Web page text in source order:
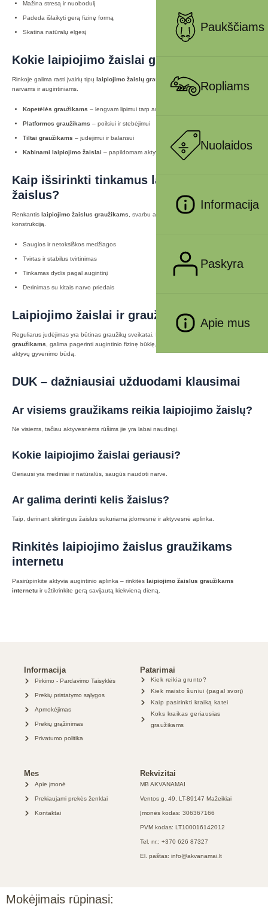
Paukščiams
Ropliams
Nuolaidos
Informacija
Paskyra
Apie mus
Mažina stresą ir nuobodulį
Padeda išlaikyti gerą fizinę formą
Skatina natūralų elgesį
Kokie laipiojimo žaislai graužikams būna?
Rinkoje galima rasti įvairių tipų laipiojimo žaislų graužikams, kurie tinka skirtingiems
narvams ir augintiniams.
Kopetėlės graužikams – lengvam lipimui tarp aukštų
Platformos graužikams – poilsiui ir stebėjimui
Tiltai graužikams – judėjimui ir balansui
Kabinami laipiojimo žaislai – papildomam aktyvumui
Kaip išsirinkti tinkamus laipiojimo
žaislus?
Renkantis laipiojimo žaislus graužikams , svarbu atsižvelgti į augintinio dydį ir narvo
konstrukciją.
Saugios ir netoksiškos medžiagos
Tvirtas ir stabilus tvirtinimas
Tinkamas dydis pagal augintinį
Derinimas su kitais narvo priedais
Laipiojimo žaislai ir graužikų sveikata
Reguliarus judėjimas yra būtinas graužikų sveikatai. Naudojantlaipiojimo žaislus
graužikams , galima pagerinti augintinio fizinę būklę, sumažinti nutukimo riziką ir užtikrinti
aktyvų gyvenimo būdą.
DUK – dažniausiai užduodami klausimai
Ar visiems graužikams reikia laipiojimo žaislų?
Ne visiems, tačiau aktyvesnėms rūšims jie yra labai naudingi.
Kokie laipiojimo žaislai geriausi?
Geriausi yra mediniai ir natūralūs, saugūs naudoti narve.
Ar galima derinti kelis žaislus?
Taip, derinant skirtingus žaislus sukuriama įdomesnė ir aktyvesnė aplinka.
Rinkitės laipiojimo žaislus graužikams
internetu
Pasirūpinkite aktyvia augintinio aplinka – rinkitės laipiojimo žaislus graužikams
internetu ir užtikrinkite gerą savijautą kiekvieną dieną.
Informacija
Pirkimo - Pardavimo Taisyklės
Prekių pristatymo sąlygos
Apmokėjimas
Prekių grąžinimas
Privatumo politika
Patarimai
Kiek reikia grunto?
Kiek maisto šuniui (pagal svorį)
Kaip pasirinkti kraiką katei
Koks kraikas geriausias
graužikams
Mes
Apie įmonė
Prekiaujami prekės ženklai
Kontaktai
Rekvizitai
MB AKVANAMAI
Ventos g. 49, LT-89147 Mažeikiai
Įmonės kodas: 306367166
PVM kodas: LT100016142012
Tel. nr.: +370 626 87327
El. paštas: info@akvanamai.lt
Mokėjimais rūpinasi: